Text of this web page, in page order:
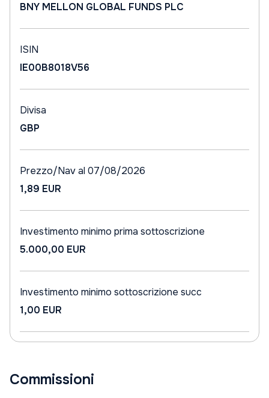
BNY MELLON GLOBAL FUNDS PLC
ISIN
IE00B8018V56
Divisa
GBP
Prezzo/Nav al 07/08/2026
1,89 EUR
Investimento minimo prima sottoscrizione
5.000,00 EUR
Investimento minimo sottoscrizione succ
1,00 EUR
Commissioni